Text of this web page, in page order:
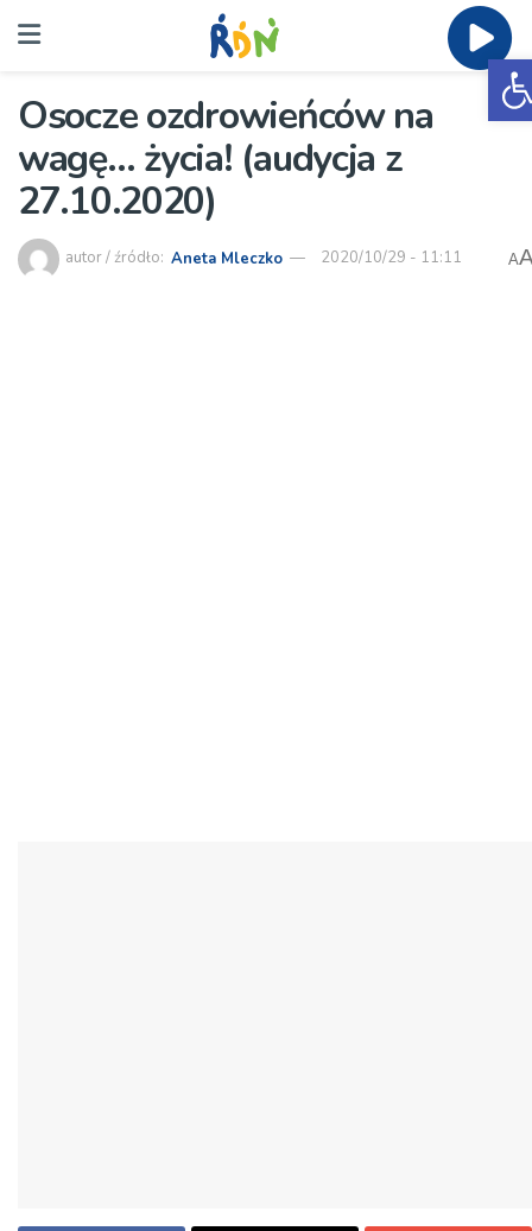
Osocze ozdrowieńców na
wagę… życia! (audycja z
27.10.2020)
autor / źródło: Aneta Mleczko 2020/10/29 - 11:11 A